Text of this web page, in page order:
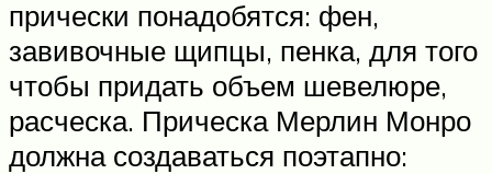
прически понадобятся: фен,
завивочные щипцы, пенка, для того
чтобы придать объем шевелюре,
расческа. Прическа Мерлин Монро
должна создаваться поэтапно: